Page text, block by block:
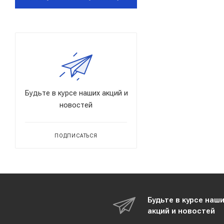
Будьте в курсе наших акций и
новостей
ПОДПИСАТЬСЯ
Будьте в курсе
акций и новостей